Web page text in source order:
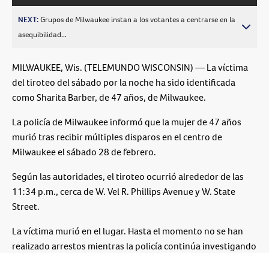
NEXT:Grupos de Milwaukee instan a los votantes a centrarse en la
asequibilidad...
MILWAUKEE, Wis. (TELEMUNDO WISCONSIN) — La víctima
del tiroteo del sábado por la noche ha sido identificada
como Sharita Barber, de 47 años, de Milwaukee.
La policía de Milwaukee informó que la mujer de 47 años
murió tras recibir múltiples disparos en el centro de
Milwaukee el sábado 28 de febrero.
Según las autoridades, el tiroteo ocurrió alrededor de las
11:34 p.m., cerca de W. Vel R. Phillips Avenue y W. State
Street.
La víctima murió en el lugar. Hasta el momento no se han
realizado arrestos mientras la policía continúa investigando